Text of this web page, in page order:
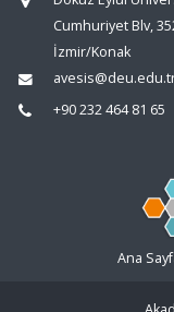
Cumhuriyet Blv,
İzmir/Konak
+90 232 464 81 65
Ana